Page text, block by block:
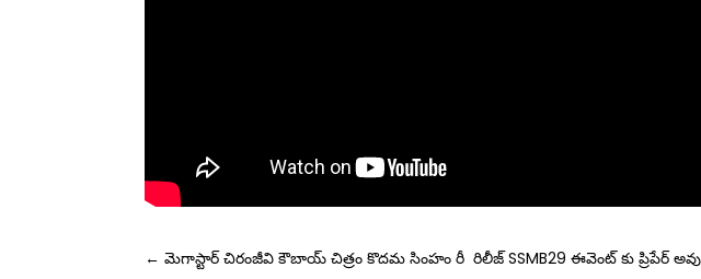
← మెగాస్టార్ చిరంజీవి కౌబాయ్ చిత్రం కొదమ సింహం రీ రిలీజ్ SSMB29 ఈవెంట్ కు ప్రిపేర్